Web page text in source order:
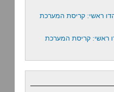
ראשי: קריסת המערכת
ראשי: קריסת המערכת